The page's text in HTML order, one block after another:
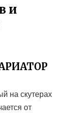
и
на скутерах
от